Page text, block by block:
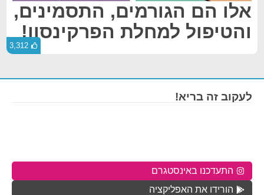
אלו הם הגורמים, התסמינים,
והטיפול למחלת הפרקינסון!
3,312
לעקוב זה בריא!
התעדכנו באינסטגרם
הורידו את האפליקציה